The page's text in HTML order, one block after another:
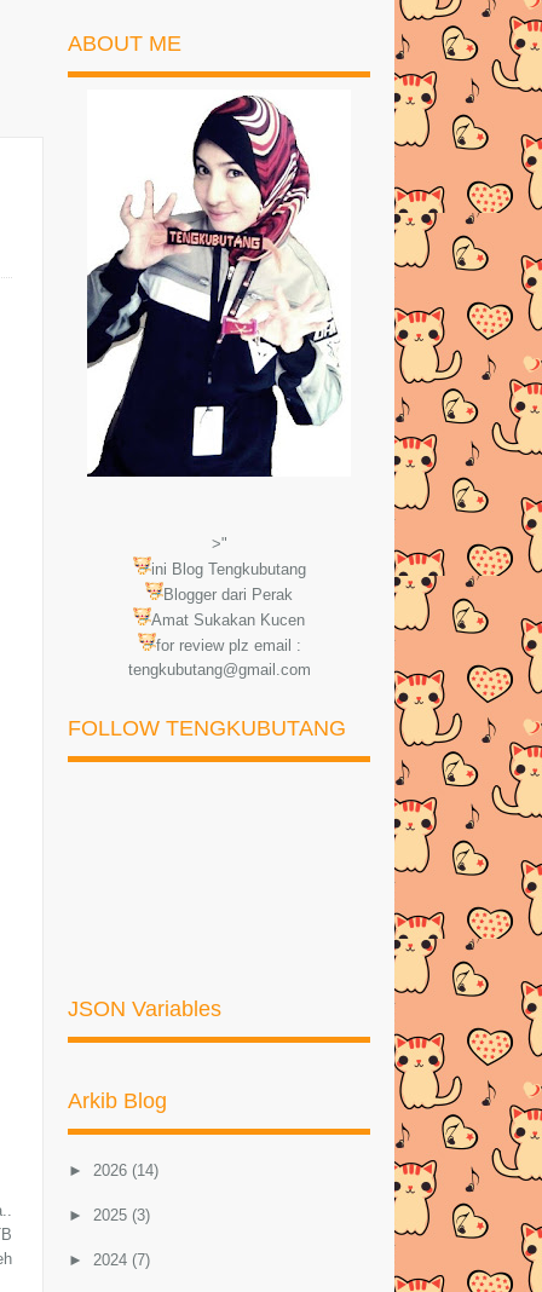
ABOUT ME
>"
ini Blog Tengkubutang
Blogger dari Perak
Amat Sukakan Kucen
for review plz email :
tengkubutang@gmail.com
FOLLOW TENGKUBUTANG
JSON Variables
Arkib Blog
► 2026 (14)
► 2025 (3)
► 2024 (7)